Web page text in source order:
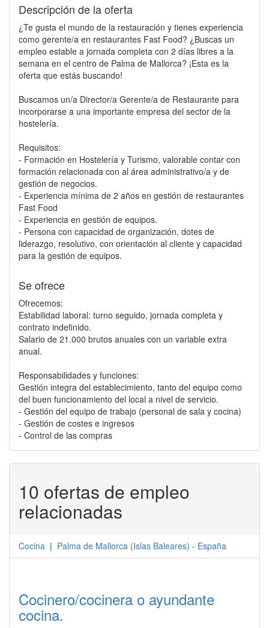
Descripción de la oferta
¿Te gusta el mundo de la restauración y tienes experiencia
como gerente/a en restaurantes Fast Food? ¿Buscas un
empleo estable a jornada completa con 2 días libres a la
semana en el centro de Palma de Mallorca? ¡Esta es la
oferta que estás buscando!
Buscamos un/a Director/a Gerente/a de Restaurante para
incorporarse a una importante empresa del sector de la
hostelería.
Requisitos:
- Formación en Hostelería y Turismo, valorable contar con
formación relacionada con al área administrativo/a y de
gestión de negocios.
- Experiencia mínima de 2 años en gestión de restaurantes
Fast Food
- Experiencia en gestión de equipos.
- Persona con capacidad de organización, dotes de
liderazgo, resolutivo, con orientación al cliente y capacidad
para la gestión de equipos.
Se ofrece
Ofrecemos:
Estabilidad laboral: turno seguido, jornada completa y
contrato indefinido.
Salario de 21.000 brutos anuales con un variable extra
anual.
Responsabilidades y funciones:
Gestión integra del establecimiento, tanto del equipo como
del buen funcionamiento del local a nivel de servicio.
- Gestión del equipo de trabajo (personal de sala y cocina)
- Gestión de costes e ingresos
- Control de las compras
10 ofertas de empleo
relacionadas
Cocina | Palma de Mallorca (Islas Baleares) - España
Cocinero/cocinera o ayundante
cocina.